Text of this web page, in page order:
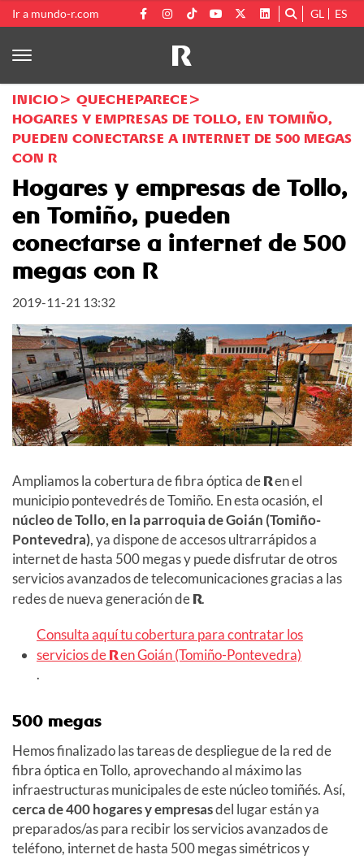
Ir a mundo-r.com GL ES
INICIO
QUECHEPARECE
HOGARES Y EMPRESAS DE TOLLO, EN TOMIÑO,
PUEDEN CONECTARSE A INTERNET DE 500 MEGAS
CON R
Hogares y empresas de Tollo,
en Tomiño, pueden
conectarse a internet de 500
megas con R
2019-11-21 13:32
Ampliamos la cobertura de fibra óptica deRen el
municipio pontevedrés de Tomiño. En esta ocasión, el
núcleo de Tollo, en la parroquia de Goián (Tomiño-
Pontevedra), ya dispone de accesos ultrarrápidos a
internet de hasta 500 megas y puede disfrutar de otros
servicios avanzados de telecomunicaciones gracias a las
redes de nueva generación deR.
Consulta aquí tu cobertura para contratar los
servicios deRen Goián (Tomiño-Pontevedra)
.
500 megas
Hemos finalizado las tareas de despliegue de la red de
fibra óptica en Tollo, aprovechando al máximo las
infraestructuras municipales de este núcleo tomiñés. Así,
cerca de 400 hogares y empresasdel lugar están ya
preparados/as para recibir los servicios avanzados de
teléfono, internet de hasta 500 megas simétricos y